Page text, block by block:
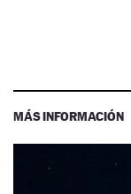
MÁS INFORMACIÓN